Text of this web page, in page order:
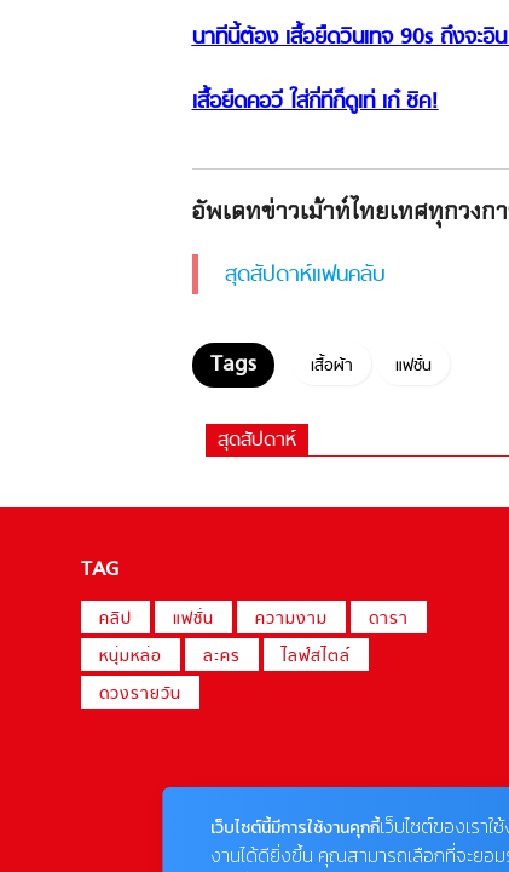
นาทีนี้ต้อง เสื้อยืดวินเทจ 90s ถึงจะอิ
เสื้อยืดคอวี ใส่กี่ทีก็ดูเท่ เก๋ ชิค!
อัพเดทข่าวเม้าท์ไทยเทศทุกวงก
สุดสัปดาห์แฟนคลับ
เสื้อผ้า แฟชั่น
สุดสัปดาห์
TAG
คลิป แฟชั่น ความงาม
ดารา
หนุ่มหล่อ
ละคร
ไลฟ์สไตล์
ดวงรายวัน
เว็บไซต์นี้มีการใช้งานคุกกี้เว็บไซต์ของเรา
งานได้ดียิ่งขึ้น คุณสามารถเลือกที่จะยอม